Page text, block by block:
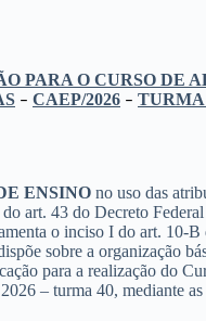
PARA O CURSO DE
– CAEP/2026 – TURMA
ENSINO no uso das
art. 43 do Decreto
o inciso I do art. 10-B
sobre a organização
para a realização do
– turma 40, mediante